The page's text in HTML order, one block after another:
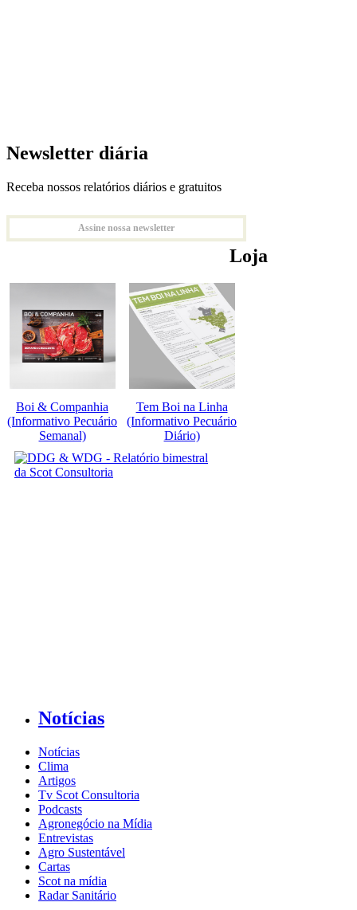
Newsletter diária
Receba nossos relatórios diários e gratuitos
Assine nossa newsletter
Loja
Boi & Companhia
(Informativo Pecuário
Semanal)
Tem Boi na Linha
(Informativo Pecuário
Diário)
Notícias
Notícias
Clima
Artigos
Tv Scot Consultoria
Podcasts
Agronegócio na Mídia
Entrevistas
Agro Sustentável
Cartas
Scot na mídia
Radar Sanitário